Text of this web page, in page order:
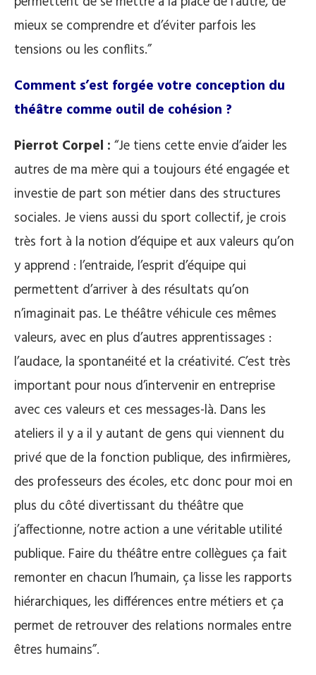
mieux se comprendre et d’éviter parfois les
tensions ou les conflits.”
Comment s’est forgée votre conception du
théâtre comme outil de cohésion ?
Pierrot Corpel : “Je tiens cette envie d’aider les
autres de ma mère qui a toujours été engagée et
investie de part son métier dans des structures
sociales. Je viens aussi du sport collectif, je crois
très fort à la notion d’équipe et aux valeurs qu’on
y apprend : l’entraide, l’esprit d’équipe qui
permettent d’arriver à des résultats qu’on
n’imaginait pas. Le théâtre véhicule ces mêmes
valeurs, avec en plus d’autres apprentissages :
l’audace, la spontanéité et la créativité. C’est très
important pour nous d’intervenir en entreprise
avec ces valeurs et ces messages-là. Dans les
ateliers il y a il y autant de gens qui viennent du
privé que de la fonction publique, des infirmières,
des professeurs des écoles, etc donc pour moi en
plus du côté divertissant du théâtre que
j’affectionne, notre action a une véritable utilité
publique. Faire du théâtre entre collègues ça fait
remonter en chacun l’humain, ça lisse les rapports
hiérarchiques, les différences entre métiers et ça
permet de retrouver des relations normales entre
êtres humains”.